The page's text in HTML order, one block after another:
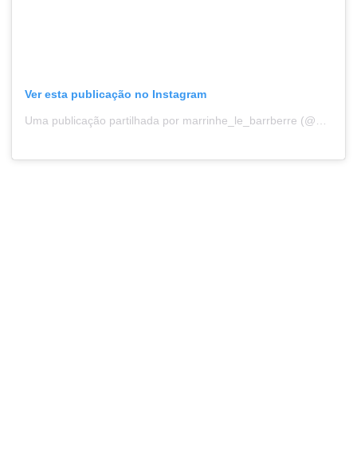
Ver esta publicação no Instagram